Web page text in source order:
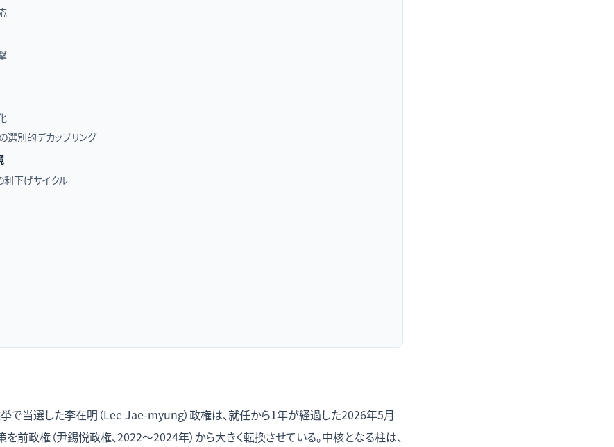
選別的デカップリング
下げサイクル
で当選した李在明（Lee Jae-myung）政権は、就任から1年が経過した2026年5月
前政権（尹錫悦政権、2022〜2024年）から大きく転換させている。中核となる柱は、